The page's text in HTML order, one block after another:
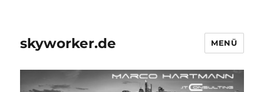
skyworker.de MENÜ